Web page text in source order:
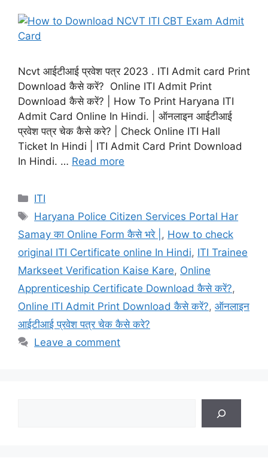
Ncvt आईटीआई प्रवेश पत्र 2023 . ITI Admit card Print
Download कैसे करें? Online ITI Admit Print
Download कैसे करें? | How To Print Haryana ITI
Admit Card Online In Hindi. | ऑनलाइन आईटीआई
प्रवेश पत्र चेक कैसे करे? | Check Online ITI Hall
Ticket In Hindi | ITI Admit Card Print Download
In Hindi. … Read more
Categories
ITI
Tags
Haryana Police Citizen Services Portal Har
Samay का Online Form कैसे भरे | , How to check
original ITI Certificate online In Hindi, ITI Trainee
Markseet Verification Kaise Kare, Online
Apprenticeship Certificate Download कैसे करें?,
Online ITI Admit Print Download कैसे करें?, ऑनलाइन
आईटीआई प्रवेश पत्र चेक कैसे करे?
Leave a comment